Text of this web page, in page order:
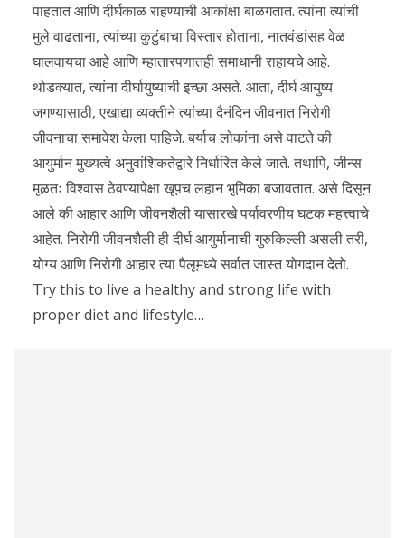
पाहतात आणि दीर्घकाळ राहण्याची आकांक्षा बाळगतात. त्यांना त्यांची
मुले वाढताना, त्यांच्या कुटुंबाचा विस्तार होताना, नातवंडांसह वेळ
घालवायचा आहे आणि म्हातारपणातही समाधानी राहायचे आहे.
थोडक्यात, त्यांना दीर्घायुष्याची इच्छा असते. आता, दीर्घ आयुष्य
जगण्यासाठी, एखाद्या व्यक्तीने त्यांच्या दैनंदिन जीवनात निरोगी
जीवनाचा समावेश केला पाहिजे. बर्याच लोकांना असे वाटते की
आयुर्मान मुख्यत्वे अनुवांशिकतेद्वारे निर्धारित केले जाते. तथापि, जीन्स
मूळतः विश्वास ठेवण्यापेक्षा खूपच लहान भूमिका बजावतात. असे दिसून
आले की आहार आणि जीवनशैली यासारखे पर्यावरणीय घटक महत्त्वाचे
आहेत. निरोगी जीवनशैली ही दीर्घ आयुर्मानाची गुरुकिल्ली असली तरी,
योग्य आणि निरोगी आहार त्या पैलूमध्ये सर्वात जास्त योगदान देतो.
Try this to live a healthy and strong life with
proper diet and lifestyle…